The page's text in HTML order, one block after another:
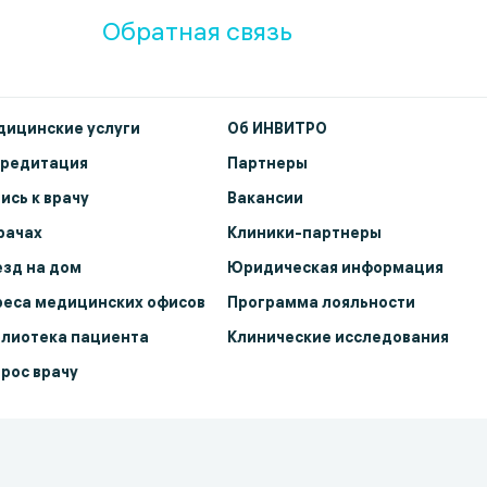
Обратная связь
услуги
к врачу
на дом
медицинских офисов
пациента
врачу
Об ИНВИТРО
Партнеры
Вакансии
Клиники-партнеры
Юридическая информация
Программа лояльности
Клинические исследования